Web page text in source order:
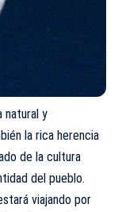
natural y
la rica herencia
de la cultura
del pueblo.
viajando por